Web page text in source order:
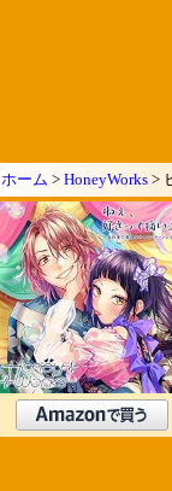
ホーム > HoneyWorks >